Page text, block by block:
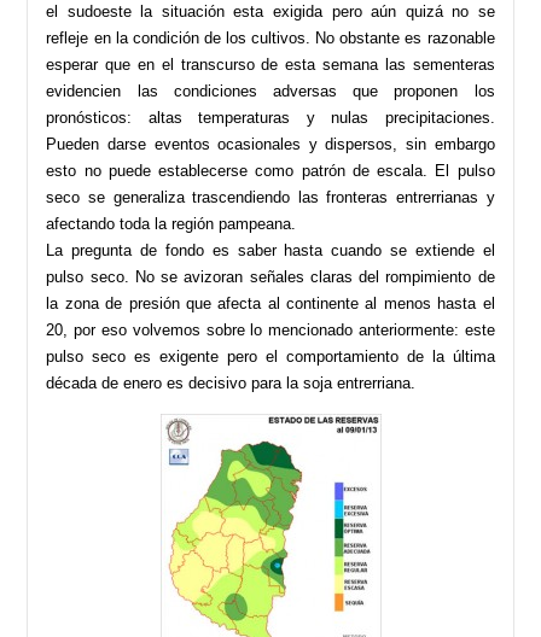
el sudoeste la situación esta exigida pero aún quizá no se
refleje en la condición de los cultivos. No obstante es razonable
esperar que en el transcurso de esta semana las sementeras
evidencien las condiciones adversas que proponen los
pronósticos: altas temperaturas y nulas precipitaciones.
Pueden darse eventos ocasionales y dispersos, sin embargo
esto no puede establecerse como patrón de escala. El pulso
seco se generaliza trascendiendo las fronteras entrerrianas y
afectando toda la región pampeana.
La pregunta de fondo es saber hasta cuando se extiende el
pulso seco. No se avizoran señales claras del rompimiento de
la zona de presión que afecta al continente al menos hasta el
20, por eso volvemos sobre lo mencionado anteriormente: este
pulso seco es exigente pero el comportamiento de la última
década de enero es decisivo para la soja entrerriana.